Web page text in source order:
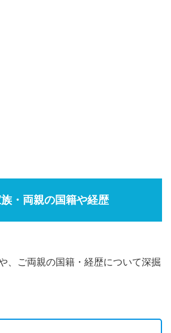
・両親の国籍や経歴
、ご両親の国籍・経歴について深掘